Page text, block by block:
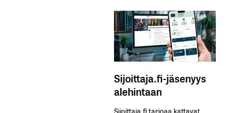
Sijoittaja.fi-jäsenyys
alehintaan
Sijoittaja.fi tarjoaa kattavat